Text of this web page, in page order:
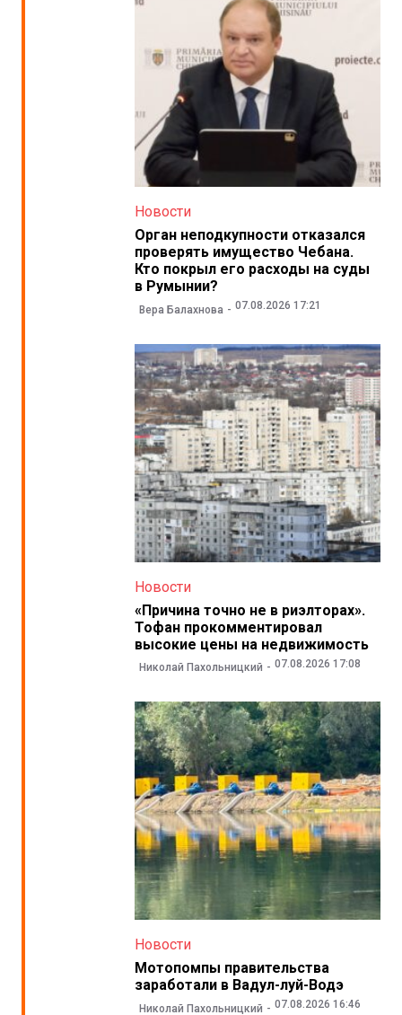
Новости
Орган неподкупности отказался
проверять имущество Чебана.
Кто покрыл его расходы на суды
в Румынии?
Вера Балахнова 07.08.2026 17:21
Новости
«Причина точно не в риэлторах».
Тофан прокомментировал
высокие цены на недвижимость
Николай Пахольницкий 07.08.2026 17:08
Новости
Мотопомпы правительства
заработали в Вадул-луй-Водэ
Николай Пахольницкий 07.08.2026 16:46